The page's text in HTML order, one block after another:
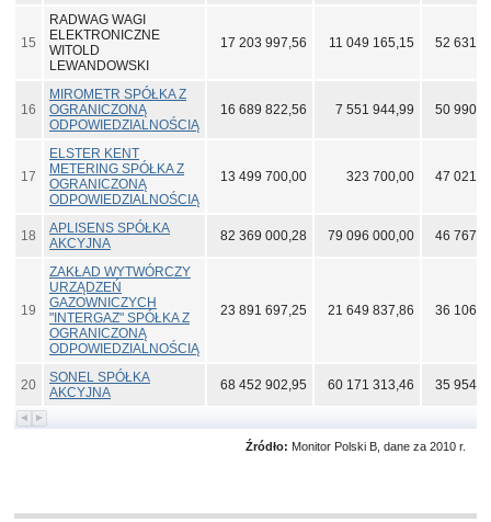
15
RADWAG WAGI
ELEKTRONICZNE
WITOLD
LEWANDOWSKI
17 203 997,56 11 049 165,15 52 631
16
MIROMETR SPÓŁKA Z
OGRANICZONĄ
ODPOWIEDZIALNOŚCIĄ
16 689 822,56 7 551 944,99 50 990
17
ELSTER KENT
METERING SPÓŁKA Z
OGRANICZONĄ
ODPOWIEDZIALNOŚCIĄ
13 499 700,00 323 700,00 47 021
18
APLISENS SPÓŁKA
AKCYJNA
82 369 000,28 79 096 000,00 46 767
19
ZAKŁAD WYTWÓRCZY
URZĄDZEŃ
GAZOWNICZYCH
"INTERGAZ" SPÓŁKA Z
OGRANICZONĄ
ODPOWIEDZIALNOŚCIĄ
23 891 697,25 21 649 837,86 36 106
20
SONEL SPÓŁKA
AKCYJNA
68 452 902,95 60 171 313,46 35 954
Źródło: Monitor Polski B, dane za 2010 r.